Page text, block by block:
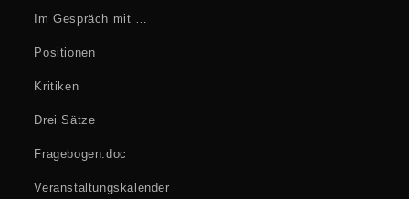
Im Gespräch mit …
Positionen
Kritiken
Drei Sätze
Fragebogen.doc
Veranstaltungskalender